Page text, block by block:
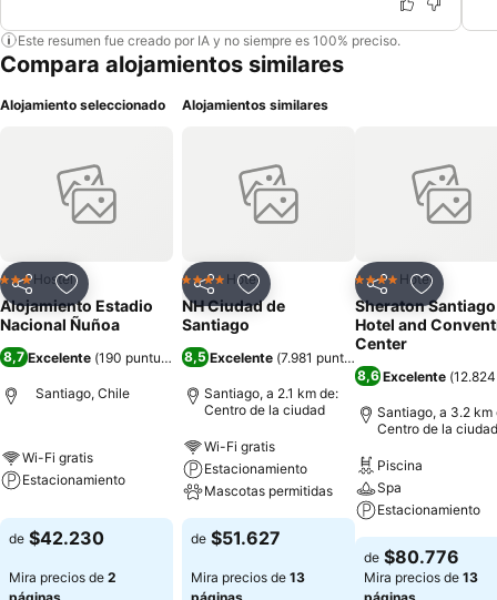
Este resumen fue creado por IA y no siempre es 100% preciso.
Compara alojamientos similares
Alojamiento seleccionado
CompartirAgregar a favoritos
3 Estrellas
Hostel
Alojamiento Estadio
Nacional Ñuñoa
8,7 Excelente (190 puntuaciones)
Santiago, Chile
Wi-Fi gratis
Estacionamiento
de $42.230
Mira precios de 2
Alojamientos similares
CompartirAgregar a favoritos
4 EstrellasHotel
NH Ciudad de
Santiago
8,5 Excelente (7.981 puntuaciones
Santiago, a 2.1 km de:
Centro de la ciudad
Wi-Fi gratis
Estacionamiento
Mascotas permitidas
de $51.627
Mira precios de 13
CompartirAgregar
4 EstrellasHotel
Sheraton Santiago
Hotel and
Center
8,6 Excelente (
Santiago, a 3.2 km
Centro de la ciudad
Piscina
Spa
Estacionamiento
de $80.776
Mira precios de 13